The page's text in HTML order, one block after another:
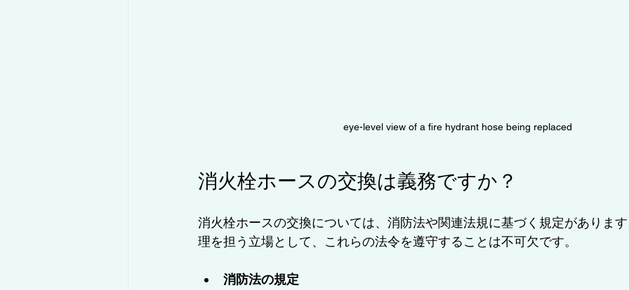
eye-level view of a fire hydrant hose being replaced
消火栓ホースの交換は義務ですか？
消火栓ホースの交換については、消防法や関連法規に基づく規定がありま
理を担う立場として、これらの法令を遵守することは不可欠です。
消防法の規定